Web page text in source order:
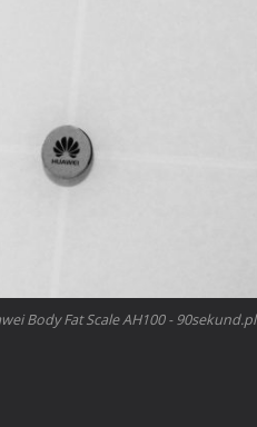
Body Fat Scale AH100 - 90sekund.pl